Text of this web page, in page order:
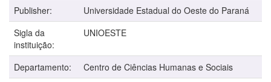
Publisher:
Universidade Estadual do Oeste do Paraná
Sigla da
instituição:
UNIOESTE
Departamento:
Centro de Ciências Humanas e Sociais